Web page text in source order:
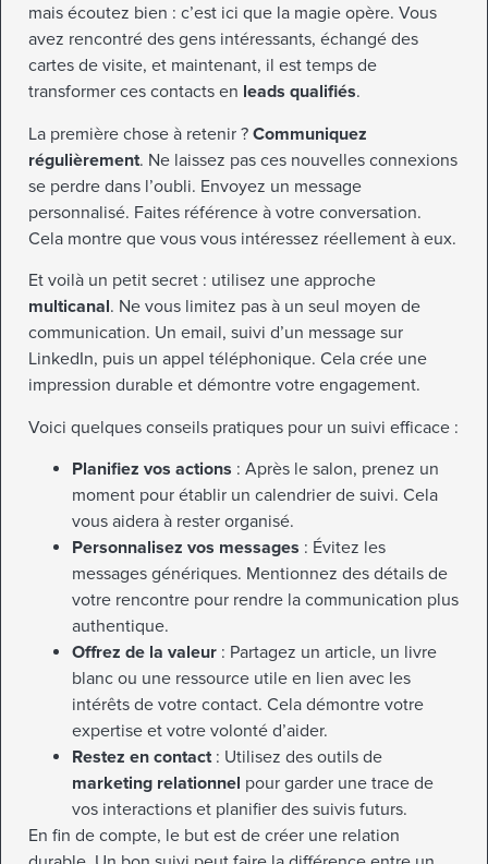
mais écoutez bien : c’est ici que la magie opère. Vous
avez rencontré des gens intéressants, échangé des
cartes de visite, et maintenant, il est temps de
transformer ces contacts en leads qualifiés.
La première chose à retenir ? Communiquez
régulièrement. Ne laissez pas ces nouvelles connexions
se perdre dans l’oubli. Envoyez un message
personnalisé. Faites référence à votre conversation.
Cela montre que vous vous intéressez réellement à eux.
Et voilà un petit secret : utilisez une approche
multicanal. Ne vous limitez pas à un seul moyen de
communication. Un email, suivi d’un message sur
LinkedIn, puis un appel téléphonique. Cela crée une
impression durable et démontre votre engagement.
Voici quelques conseils pratiques pour un suivi efficace :
Planifiez vos actions : Après le salon, prenez un
moment pour établir un calendrier de suivi. Cela
vous aidera à rester organisé.
Personnalisez vos messages : Évitez les
messages génériques. Mentionnez des détails de
votre rencontre pour rendre la communication plus
authentique.
Offrez de la valeur : Partagez un article, un livre
blanc ou une ressource utile en lien avec les
intérêts de votre contact. Cela démontre votre
expertise et votre volonté d’aider.
Restez en contact: Utilisez des outils de
marketing relationnel pour garder une trace de
vos interactions et planifier des suivis futurs.
En fin de compte, le but est de créer une relation